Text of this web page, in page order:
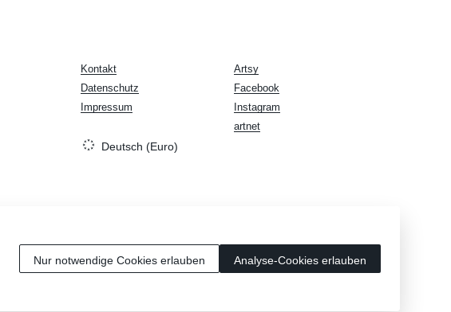
Artsy
Facebook
Instagram
artnet
Kontakt
Datenschutz
Impressum
Deutsch (Euro)
Nur notwendige Cookies erlauben Analyse-Cookies erlauben